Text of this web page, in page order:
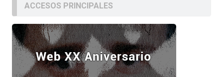
ACCESOS PRINCIPALES